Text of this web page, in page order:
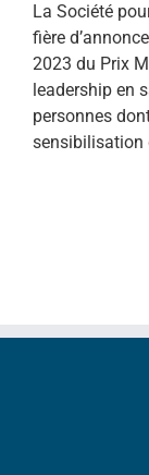
La Société
fière
2023 du Prix
leadership en
personnes
sensibilisation